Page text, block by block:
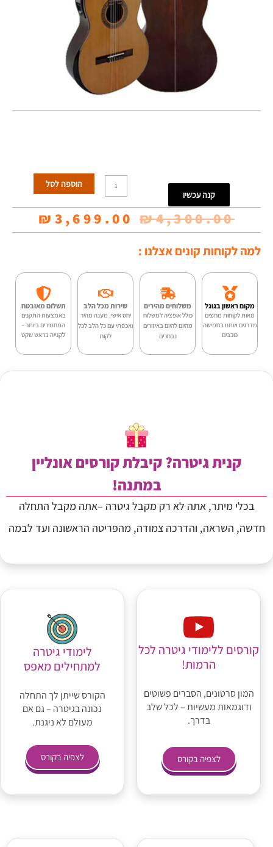
קנה עכשיו
כמות
של
גיטרה
מוגברת
Rozanez
ELPE02-
הוספה לסל
₪4,300.00
המחיר
₪4,300.00.
₪ 3,699.00
למה לקוחות קונים אצלנו :
מקום ראשון בגוגל
מאות לקוחות מרוצים
מדרגים אותנו בחמישה
כוכבים
משלוחים מהירים
כולל אופציה למשלוח
מהיום להיום באיזורים
נבחרים
שירות מכל הלב
יחס אישי, מענה מהיר
ואכפתי עם כל הלב לכל
לקוח
תשלום מאובטח
באמצעות התקנים
המחמירים ביותר –
לקנייה בראש שקט
קנית גיטרה? קיבלת קורסים אונליין
במתנה!
בכלי מיתר, אתה לא רק מקבל גיטרה –אתה מקבל התחלה
חדשה, השראה, והדרכה צמודה, מהפריטה הראשונה ועד לבמה
קורסים ללימודי גיטרה לכל
הרמות!
המון סרטונים, הסברים פשוטים
ודוגמאות מעשיות – לכל שלב
בדרך.
לצפיה בקורס
לימודי גיטרה
למתחילים מאפס
הקורס שייתן לך התחלה
נכונה בגיטרה – גם אם
מעולם לא ניגנת.
לצפיה בקורס